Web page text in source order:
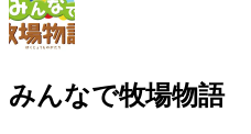
みんなで牧場物語